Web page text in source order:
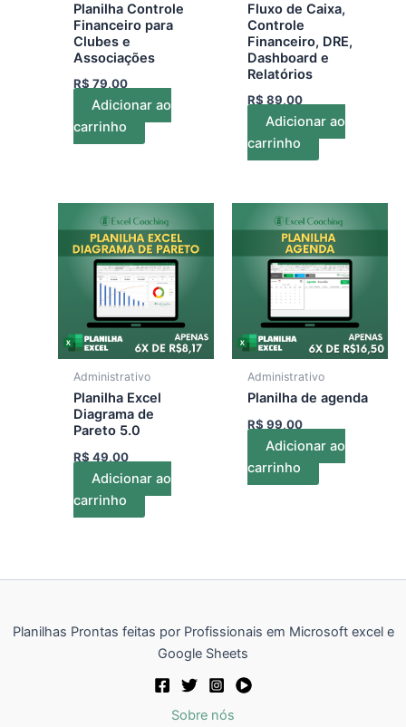
Planilha Controle
Financeiro para
Clubes e
Associações
R$ 79,00
Adicionar ao
carrinho
Fluxo de Caixa,
Controle
Financeiro, DRE,
Dashboard e
Relatórios
R$ 89,00
Adicionar ao
carrinho
Administrativo
Planilha Excel
Diagrama de
Pareto 5.0
R$ 49,00
Adicionar ao
carrinho
Administrativo
Planilha de agenda
R$ 99,00
Adicionar ao
carrinho
Planilhas Prontas feitas por Profissionais em Microsoft excel e
Google Sheets
Sobre nós